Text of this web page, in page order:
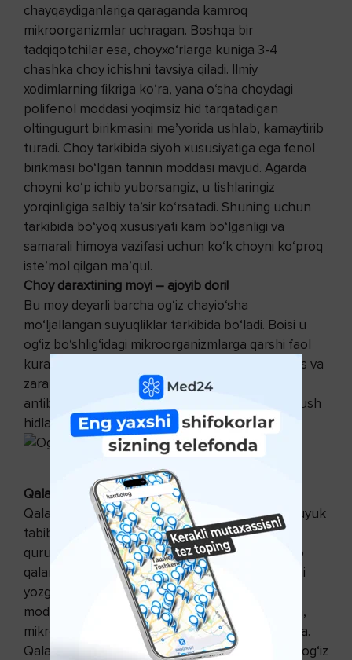
chayqaydiganlariga qaraganda kamroq
mikroorganizmlar uchragan. Boshqa bir
tadqiqotchilar esa, choyxo‘rlarga kuniga 3-4
chashka choy ichishni tavsiya qiladi. Ilmiy
xodimlarning fikriga ko‘ra, yana o‘sha choydagi
polifenol moddasi yoqimsiz hid tarqatadigan
oltingugurt birikmasini me’yorida ushlab, kamaytirib
turadi. Choy tarkibida siyoh xususiyatiga ega fenol
birikmasi bo‘lgan tannin moddasi mavjud. Agarda
choyni ko‘p ichib yuborsangiz, u tishlaringiz
yorqinligiga salbiy ta’sir ko‘rsatadi. Shuning uchun
tarkibida bo‘yoq xususiyati kam bo‘lganligi va
samarali himoya vazifasi uchun ko‘k choyni ko‘proq
iste’mol qilgan ma’qul.
Choy daraxtining moyi – ajoyib dori!
Bu moy deyarli barcha og‘iz chayio‘sha
mo‘ljallangan suyuqliklar tarkibida bo‘ladi. Boisi u
og‘iz bo‘shlig‘idagi mikroorganizmlarga qarshi faol
kurashadi. Choy daraxtining moyi bakteriya, virus va
zararli zamburug‘larga qarshi foydali vosita. Bu
antibakterial dori bilan og‘izni chayib turish, noxush
hidlarga qarshi kurashishda sizga qo‘l keladi.
Qalampirmunchoq – xushbo‘y ziravor!
Qalampirmunchoqning foydali jihatlari haqida buyuk
tabib Abu Ali ibn Sino ham yozib, uning yaxshisi
quruq va o‘tkir hidlisidir, deb yozgan edi. Ibn Sino
qalampirmunchoqning og‘iz hidini yoqimli qilishini
yozgan. Qalampirmunchoq tarkibidagi evgonel
moddasi og‘izga o‘ziga xos hid berish barobarida,
mikroblarni o‘ldiradi, hazm qilish xususiyatiga ega.
Qalampirmunchoq, shuningdek, tish yemirilishi, og‘iz